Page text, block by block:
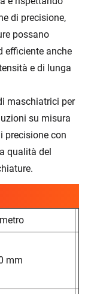
di precisione,
possano
efficiente anche
e di lunga
maschiatrici per
su misura
precisione con
qualità del
mm